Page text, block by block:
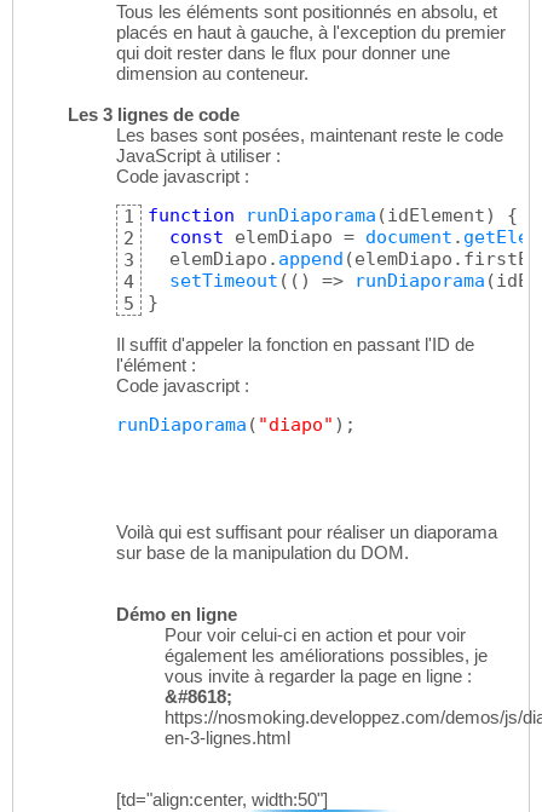
12
}
Tous les éléments sont positionnés en absolu, et
placés en haut à gauche, à l'exception du premier
qui doit rester dans le flux pour donner une
dimension au conteneur.
Les 3 lignes de code
Les bases sont posées, maintenant reste le code
JavaScript à utiliser :
Code javascript :
1
2
3
4
5
function runDiaporama (idElement)
{
const elemDiapo = document .
  elemDiapo.
append (
setTimeout ( ( ) => runDiaporama (
}
Il suffit d'appeler la fonction en passant l'ID de
l'élément :
Code javascript :
runDiaporama ( "diapo" ) ;
Voilà qui est suffisant pour réaliser un diaporama
sur base de la manipulation du DOM.
Démo en ligne
Pour voir celui-ci en action et pour voir
également les améliorations possibles, je
vous invite à regarder la page en ligne :
&#8618;
https://nosmoking.developpez.com/demos/js/
en-3-lignes.html
[td="align:center, width:50"]